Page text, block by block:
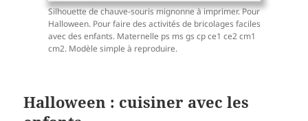
Silhouette de chauve-souris mignonne à imprimer. Pour
Halloween. Pour faire des activités de bricolages faciles
avec des enfants. Maternelle ps ms gs cp ce1 ce2 cm1
cm2. Modèle simple à reproduire.
Halloween : cuisiner avec les